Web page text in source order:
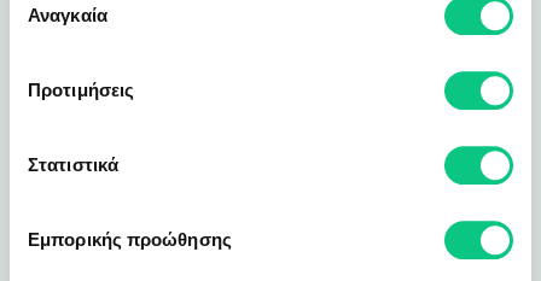
των υπηρεσιών τους.
συγκατάθεσης
Αναγκαία
Προτιμήσεις
Στατιστικά
Εμπορικής προώθησης